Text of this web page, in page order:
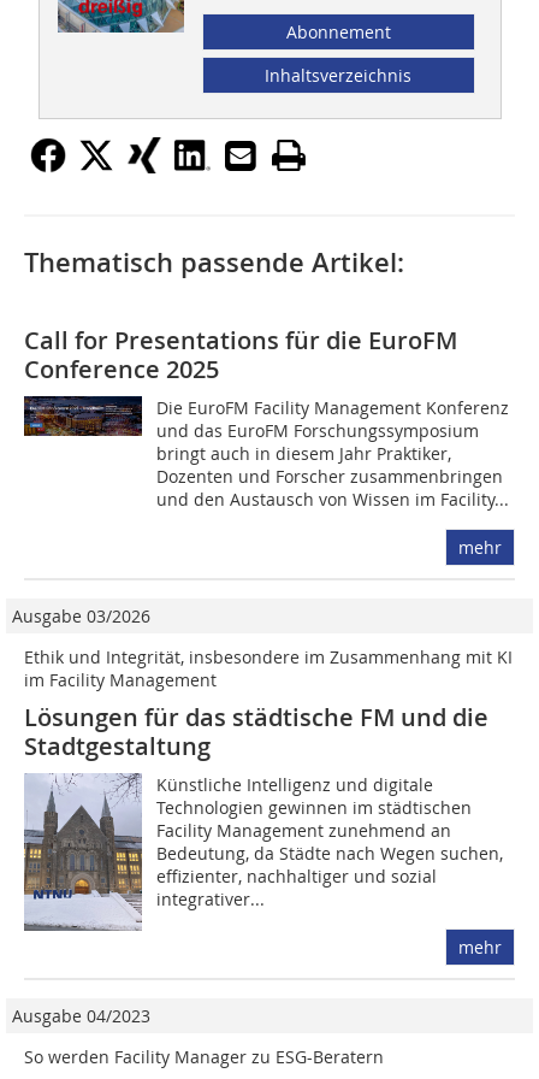
Abonnement
Inhaltsverzeichnis
Thematisch passende Artikel:
Call for Presentations für die EuroFM
Conference 2025
Die EuroFM Facility Management Konferenz
und das EuroFM Forschungssymposium
bringt auch in diesem Jahr Praktiker,
Dozenten und Forscher zusammenbringen
und den Austausch von Wissen im Facility...
mehr
Ausgabe 03/2026
Ethik und Integrität, insbesondere im Zusammenhang mit KI
im Facility Management
Lösungen für das städtische FM und die
Stadtgestaltung
Künstliche Intelligenz und digitale
Technologien gewinnen im städtischen
Facility Management zunehmend an
Bedeutung, da Städte nach Wegen suchen,
effizienter, nachhaltiger und sozial
integrativer...
mehr
Ausgabe 04/2023
So werden Facility Manager zu ESG-Beratern